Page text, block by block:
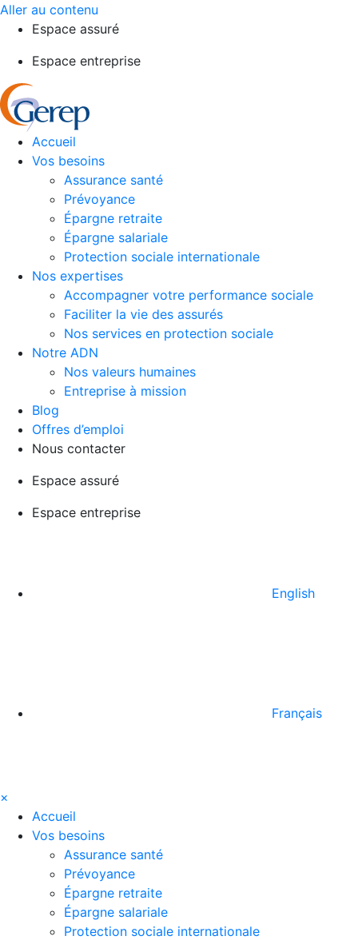
Aller au contenu
Espace assuré
Espace entreprise
Accueil
Vos besoins
Assurance santé
Prévoyance
Épargne retraite
Épargne salariale
Protection sociale internationale
Nos expertises
Accompagner votre performance sociale
Faciliter la vie des assurés
Nos services en protection sociale
Notre ADN
Nos valeurs humaines
Entreprise à mission
Blog
Offres d’emploi
Nous contacter
Espace assuré
Espace entreprise
English
Français
×
Accueil
Vos besoins
Assurance santé
Prévoyance
Épargne retraite
Épargne salariale
Protection sociale internationale